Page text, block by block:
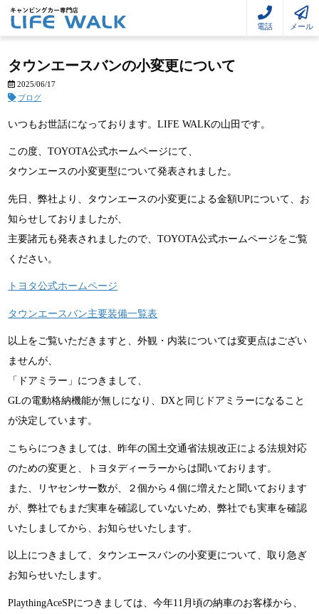
電話 メール
タウンエースバンの小変更について
2025/06/17
ブログ
いつもお世話になっております。LIFE WALKの山田です。
この度、TOYOTA公式ホームページにて、
タウンエースの小変更型について発表されました。
先日、弊社より、タウンエースの小変更による金額UPについて、お
知らせしておりましたが、
主要諸元も発表されましたので、TOYOTA公式ホームページをご覧
ください。
トヨタ公式ホームページ
タウンエースバン主要装備一覧表
以上をご覧いただきますと、外観・内装については変更点はござい
ませんが、
「ドアミラー」につきまして、
GLの電動格納機能が無しになり、DXと同じドアミラーになること
が決定しています。
こちらにつきましては、昨年の国土交通省法規改正による法規対応
のための変更と、トヨタディーラーからは聞いております。
また、リヤセンサー数が、２個から４個に増えたと聞いております
が、弊社でもまだ実車を確認していないため、弊社でも実車を確認
いたしましてから、お知らせいたします。
以上につきまして、タウンエースバンの小変更について、取り急ぎ
お知らせいたします。
PlaythingAceSPにつきましては、今年11月頃の納車のお客様から、